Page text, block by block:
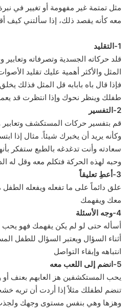
مثل تمتمة غير مفهومة أو تغيير في
معه كأنه يقصد ذلك، إذا سألتني كيف
1-التقليد
قلد حركاته الجسدية وتصرفاته وتعابير
المثل والأكثر أهمية عليك تقليد
فإذا قال باه بابابه قل المثل فذلك
طفلك وينظر نحوك وإذا انتظرت قد
2-التفسير
قم بتفسير حركات المستكشف وتعابير
وكأنه يريد أن يخبرك شيئاً. مثال إذا
سعادته وأنت تدغدغه بالطبع ستفكر
وحبه لهذه الحركة فتكلم معه وقل له
3-أعطِ تعليقاً
علق دائماً على ما تفعله ويفعله
معك ويفهمك
4-وجه الأسئلة
أسأله حتى لو لم يكن يفهمك فهو
أثناء السؤال ويعتبر السؤال للطفل
انتباهه وإبقاء التواصل
5-انضم إلى اللعب معه
يحب المستكشفين هز العابهم بعنف
تنضم لطفلك مثلاً إذا أردت أن تريه
وهزها وهي بنفس مستوى وجهك ولجذب